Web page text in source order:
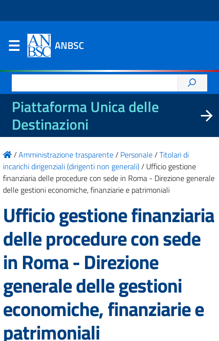
ANBSC
per:
Piattaforma Unica delle
Destinazioni
/Amministrazione trasparente/ Personale/Titolari di
incarichi dirigenziali (dirigenti non generali)/ Ufficio gestione
finanziaria delle procedure con sede in Roma - Direzione generale
delle gestioni economiche, finanziarie e patrimoniali
Ufficio gestione finanziaria
delle procedure con sede
in Roma - Direzione
generale delle gestioni
economiche, finanziarie e
patrimoniali